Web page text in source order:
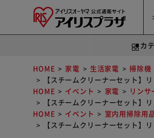
カ
HOME 家電 生活家電 掃除機
【スチームクリーナーセット】
HOME
イベント 家電
リン
【スチームクリーナーセット】
HOME
イベント
室内用掃除用
【スチームクリーナーセット】